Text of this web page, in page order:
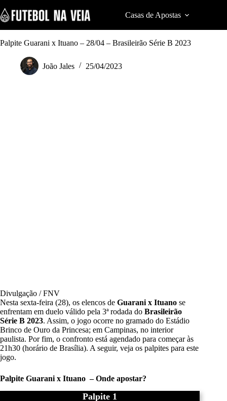
k
i
p
t
Casas de Apostas
Palpite Guarani x Ituano – 28/04 – Brasileirão Série B 2023
João Jales 25/04/2023
Divulgação / FNV
Nesta sexta-feira (28), os elencos de Guarani x Ituano se
enfrentam em duelo válido pela 3ª rodada do Brasileirão
Série B 2023. Assim, o jogo ocorre no gramado do Estádio
Brinco de Ouro da Princesa; em Campinas, no interior
paulista. Por fim, o confronto está agendado para começar às
21h30 (horário de Brasília). A seguir, veja os palpites para este
jogo.
Palpite Guarani x Ituano – Onde apostar?
Palpite 1